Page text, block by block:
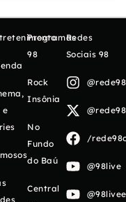
e
Programas
98
Rock
Insônia
No
Fundo
do Baú
Central
Redes
Sociais 98
/
@98live